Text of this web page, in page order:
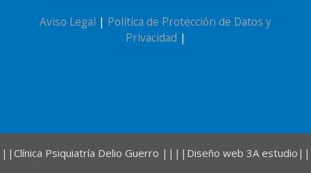
Aviso Legal | Política de Protección de Datos y
Privacidad |
|| Clínica Psiquiatría Delio Guerro |||| Diseño web 3A estudio ||